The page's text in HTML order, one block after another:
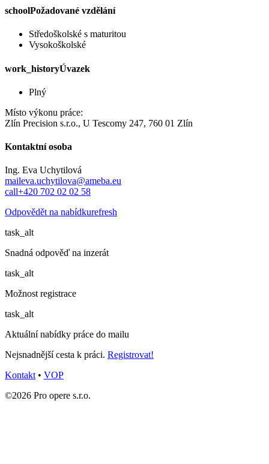
schoolPožadované vzdělání
Středoškolské s maturitou
Vysokoškolské
work_historyÚvazek
Plný
Místo výkonu práce:
Zlín Precision s.r.o., U Tescomy 247, 760 01 Zlín
Kontaktní osoba
Ing. Eva Uchytilová
maileva.uchytilova@ameba.eu
call+420 702 02 02 58
Odpovědět na nabídkurefresh
task_alt
Snadná odpověď na inzerát
task_alt
Možnost registrace
task_alt
Aktuální nabídky práce do mailu
Nejsnadnější cesta k práci. Registrovat!
Kontakt • VOP
©2026 Pro opere s.r.o.